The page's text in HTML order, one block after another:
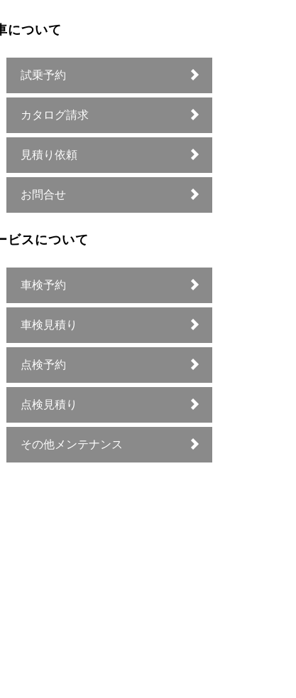
について
試乗予約
カタログ請求
見積り依頼
お問合せ
ビスについて
車検予約
車検見積り
点検予約
点検見積り
その他メンテナンス